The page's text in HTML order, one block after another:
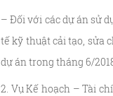
– Đối với các dự án sử
tế kỹ thuật cải tạo, sửa
dự án trong tháng 6/
2. Vụ Kế hoạch – Tài